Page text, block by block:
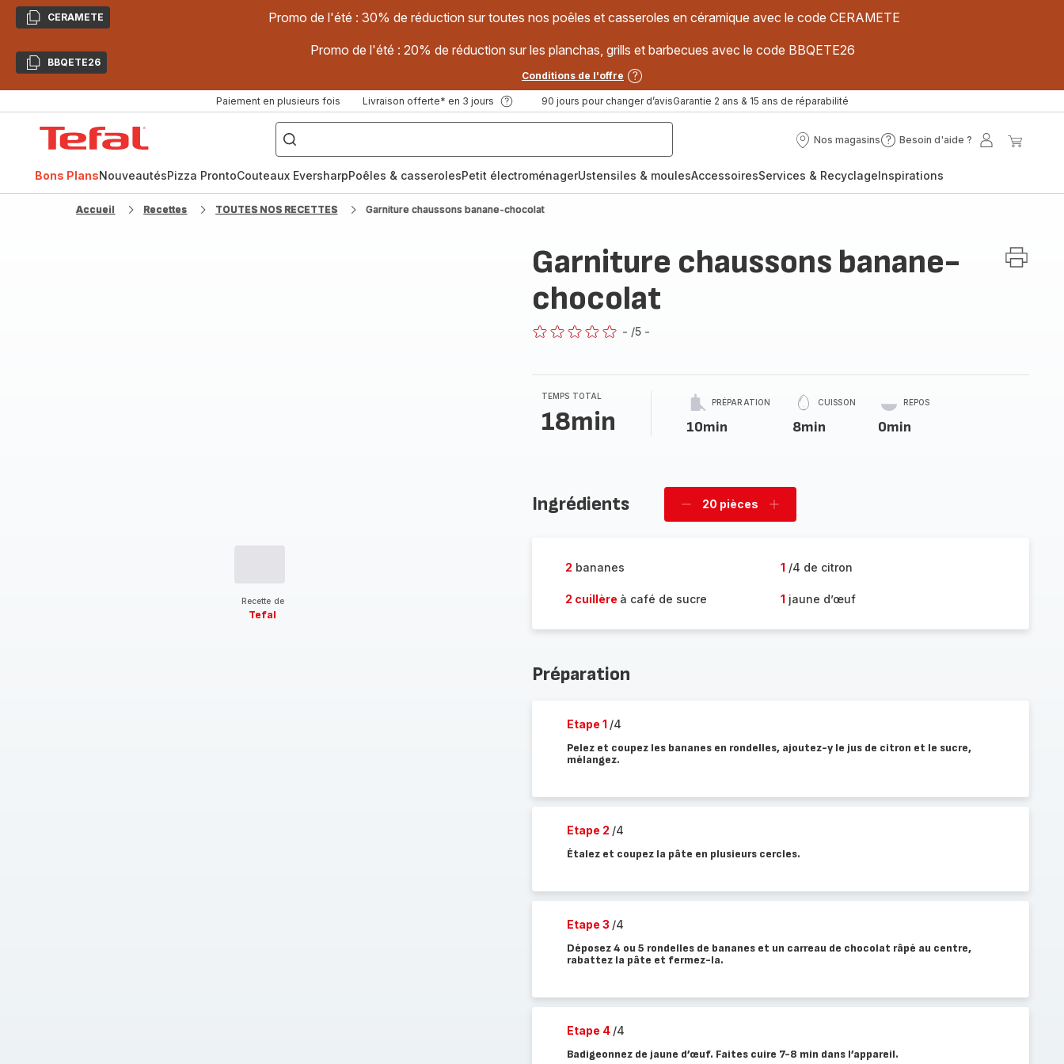
CopierCERAMETE Promo de l'été : 30% de réduction sur toutes nos poêles et casseroles en céramique avec le code CERAMETE
CopierBBQETE26
Promo de l'été : 20% de réduction sur les planchas, grills et barbecues avec le code BBQETE26
Conditions de l'offre
Paiement en plusieurs fois Livraison offerte* en 3 jours 90 jours pour changer d’avisGarantie 2 ans & 15 ans de réparabilité
["Poêles
inox,
Cake
Factory,
Nos magasins
Nos
Besoin d'aide ?
Besoin
?
Mon
Bons PlansNouveautésPizza ProntoCouteaux EversharpPoêles & casserolesPetit électroménagerUstensiles & moulesAccessoiresServices & RecyclageInspirations
Accueil Recettes TOUTES NOS RECETTES Garniture chaussons banane-chocolat
Recette de
Tefal
Garniture chaussons banane-
chocolat
- /5 -
TEMPS TOTAL
18min
PRÉPARATION
10min
CUISSON
8min
REPOS
0min
Ingrédients
Supprimer
20 pièces
Ajouter
2 bananes 1 /4 de citron
2 cuillère à café de sucre 1 jaune d’œuf
Préparation
Etape 1 /4
Pelez et coupez les bananes en rondelles, ajoutez-y le jus de citron et le sucre,
mélangez.
Etape 2 /4
Étalez et coupez la pâte en plusieurs cercles.
Etape 3 /4
Déposez 4 ou 5 rondelles de bananes et un carreau de chocolat râpé au centre,
rabattez la pâte et fermez-la.
Etape 4 /4
Badigeonnez de jaune d’œuf. Faites cuire 7-8 min dans l’appareil.